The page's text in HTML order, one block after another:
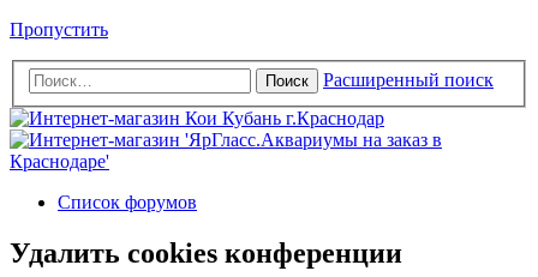
Пропустить
Поиск Расширенный поиск
Список форумов
Удалить cookies конференции